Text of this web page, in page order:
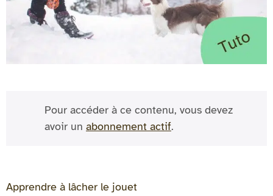
Pour accéder à ce contenu, vous devez
avoir un abonnement actif.
Apprendre à lâcher le jouet